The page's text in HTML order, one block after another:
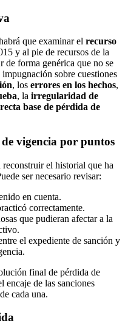
que examinar el recurso
y al pie de recursos de la
de forma genérica que no se
sobre cuestiones
, los errores en los hechos,
, la irregularidad de
base de pérdida de
vigencia por puntos
reconstruir el historial que ha
ser necesario revisar:
en cuenta.
correctamente.
que pudieran afectar a la
el expediente de sanción y
final de pérdida de
encaje de las sanciones
cada una.